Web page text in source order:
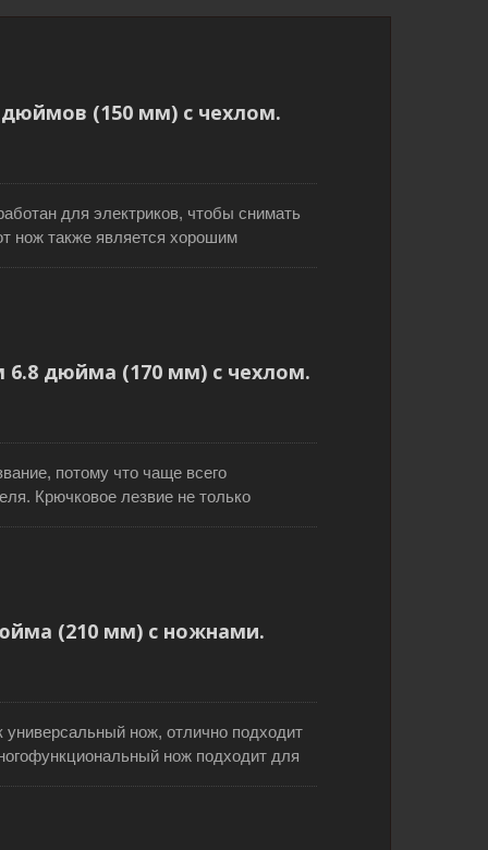
(150 мм) с чехлом.
для электриков, чтобы снимать
нож также является хорошим
пластиковый чехол.
6.8 дюйма (170 мм) с чехлом.
потому что чаще всего
Крючковое лезвие не только
(210 мм) с ножнами.
универсальный нож, отлично подходит
нож подходит для